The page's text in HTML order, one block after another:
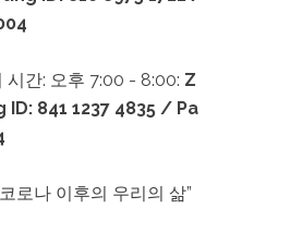
시간: 오후 7:00 - 8:00: Z
ID: 841 1237 4835 / Pa
로나 이후의 우리의 삶”